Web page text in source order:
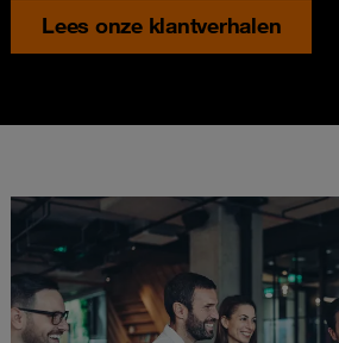
Lees onze klantverhalen